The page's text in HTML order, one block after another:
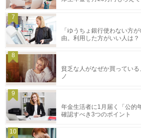
7
「ゆうちょ銀行使わない方
由。利用した方がいい人は？
8
貧乏な人がなぜか買ってい
ノ
9
年金生活者に1月届く「公的
確認すべき3つのポイント
10